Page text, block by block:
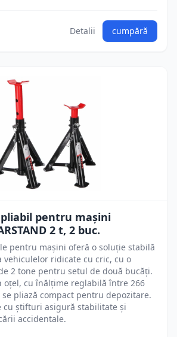
Detalii cumpără
pentru mașini
2 t, 2 buc.
pentru mașini oferă o soluție stabilă
vehiculelor ridicate cu cric, cu o
2 tone pentru setul de două bucăți.
oțel, cu înălțime reglabilă între 266
pliază compact pentru depozitare.
cu știfturi asigură stabilitate și
accidentale.